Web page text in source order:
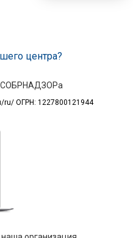
центра?
ru/ ОГРН: 1227800121944